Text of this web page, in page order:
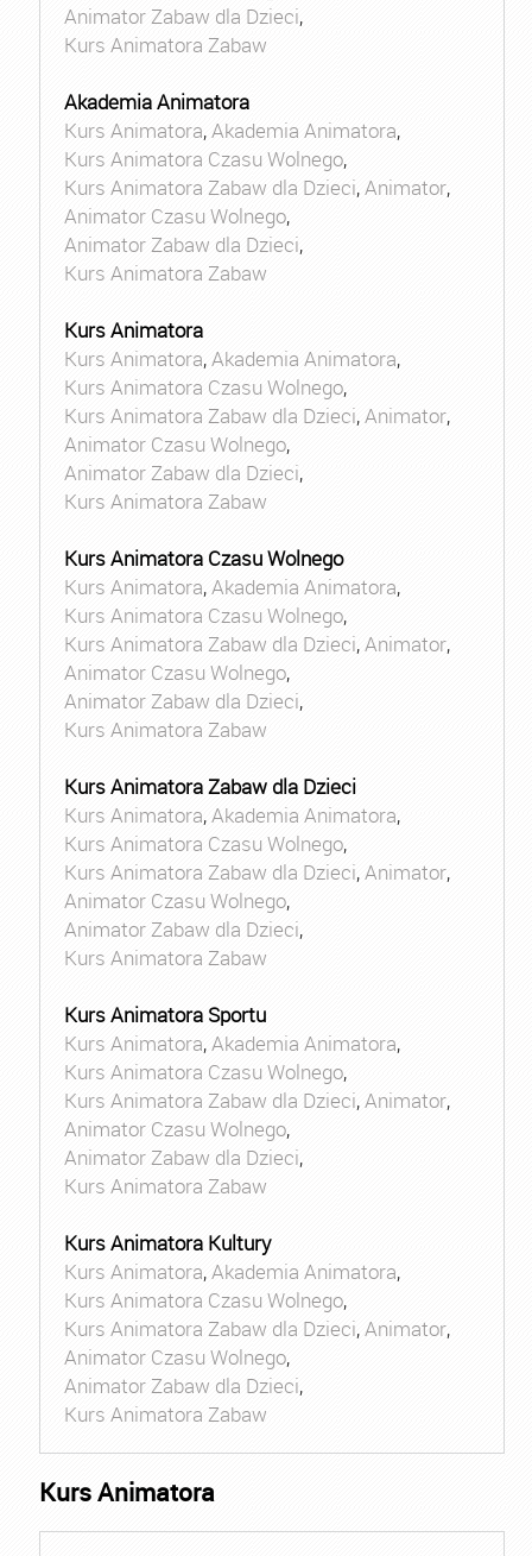
Animator Zabaw dla Dzieci,
Kurs Animatora Zabaw
Akademia Animatora
Kurs Animatora,Akademia Animatora,
Kurs Animatora Czasu Wolnego,
Kurs Animatora Zabaw dla Dzieci,Animator,
Animator Czasu Wolnego,
Animator Zabaw dla Dzieci,
Kurs Animatora Zabaw
Kurs Animatora
Kurs Animatora,Akademia Animatora,
Kurs Animatora Czasu Wolnego,
Kurs Animatora Zabaw dla Dzieci,Animator,
Animator Czasu Wolnego,
Animator Zabaw dla Dzieci,
Kurs Animatora Zabaw
Kurs Animatora Czasu Wolnego
Kurs Animatora,Akademia Animatora,
Kurs Animatora Czasu Wolnego,
Kurs Animatora Zabaw dla Dzieci,Animator,
Animator Czasu Wolnego,
Animator Zabaw dla Dzieci,
Kurs Animatora Zabaw
Kurs Animatora Zabaw dla Dzieci
Kurs Animatora,Akademia Animatora,
Kurs Animatora Czasu Wolnego,
Kurs Animatora Zabaw dla Dzieci,Animator,
Animator Czasu Wolnego,
Animator Zabaw dla Dzieci,
Kurs Animatora Zabaw
Kurs Animatora Sportu
Kurs Animatora,Akademia Animatora,
Kurs Animatora Czasu Wolnego,
Kurs Animatora Zabaw dla Dzieci,Animator,
Animator Czasu Wolnego,
Animator Zabaw dla Dzieci,
Kurs Animatora Zabaw
Kurs Animatora Kultury
Kurs Animatora,Akademia Animatora,
Kurs Animatora Czasu Wolnego,
Kurs Animatora Zabaw dla Dzieci,Animator,
Animator Czasu Wolnego,
Animator Zabaw dla Dzieci,
Kurs Animatora Zabaw
Kurs Animatora